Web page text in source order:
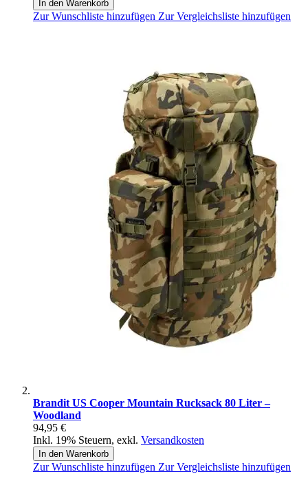
In den Warenkorb
Zur Wunschliste hinzufügen Zur Vergleichsliste hinzufügen
Brandit US Cooper Mountain Rucksack 80 Liter –
Woodland
94,95 €
Inkl. 19% Steuern, exkl. Versandkosten
In den Warenkorb
Zur Wunschliste hinzufügen Zur Vergleichsliste hinzufügen